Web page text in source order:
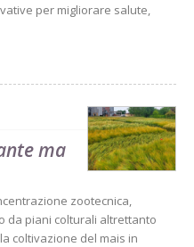
per migliorare salute,
ma
zootecnica,
da piani colturali altrettanto
coltivazione del mais in